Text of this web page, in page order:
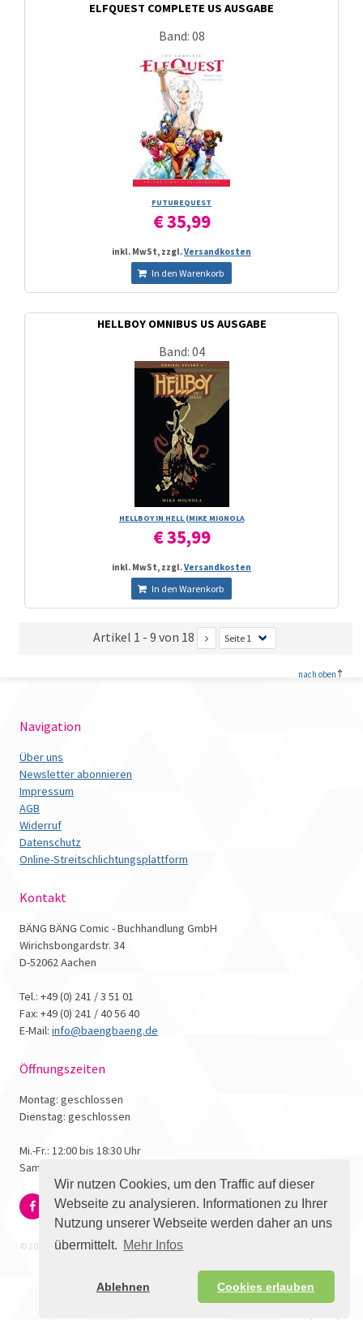
Wir nutzen Cookies, um den Traffic auf dieser
Webseite zu analysieren. Informationen zu Ihrer
Nutzung unserer Webseite werden daher an uns
übermittelt. Mehr Infos
Ablehnen Cookies erlauben
ELFQUEST COMPLETE US AUSGABE
Band: 08
FUTUREQUEST
€ 35,99
inkl. MwSt, zzgl.Versandkosten
In den Warenkorb
HELLBOY OMNIBUS US AUSGABE
Band: 04
HELLBOY IN HELL (MIKE MIGNOLA
€ 35,99
inkl. MwSt, zzgl.Versandkosten
In den Warenkorb
Artikel 1 - 9 von 18
nach oben
Navigation
Über uns
Newsletter abonnieren
Impressum
AGB
Widerruf
Datenschutz
Online-Streitschlichtungsplattform
Kontakt
BÄNG BÄNG Comic - Buchhandlung GmbH
Wirichsbongardstr. 34
D-52062 Aachen
Tel.: +49 (0) 241 / 3 51 01
Fax: +49 (0) 241 / 40 56 40
E-Mail: info@baengbaeng.de
Öffnungszeiten
Montag: geschlossen
Dienstag: geschlossen
Mi.-Fr.: 12:00 bis 18:30 Uhr
Samstag: 10:00 bis 17:00 Uhr
© 2026 - Bäng Bäng Comicbuchhandlung